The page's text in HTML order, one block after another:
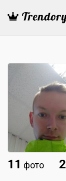
11 фото 2